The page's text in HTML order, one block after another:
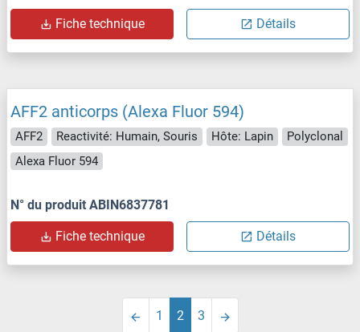
Fiche technique Détails
AFF2 anticorps (Alexa Fluor 594)
AFF2 Reactivité: Humain, Souris Hôte: Lapin
Polyclonal
Alexa Fluor 594
N° du produit ABIN6837781
Fiche technique Détails
1 2 3